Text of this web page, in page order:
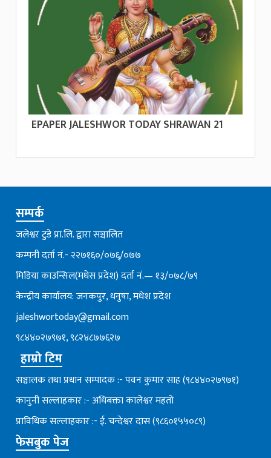
EPAPER JALESHWOR TODAY SHRAWAN 21
सम्पर्क
जलेश्वर टुडे प्रा.लि. द्वारा सञ्चालित
कम्पनी दर्ता नं.- २२७१६०/०७६्/०७७
मिडिया काउन्सिल(मधेस प्रदेश) दर्ता नं.— १३/०७८/७९
केन्द्रीय कार्यालय: जनकपुर, धनुषा, मधेश प्रदेश
jaleshwortoday@gmail.com
९८४४०२७९७१, ९८२४८७७६२७
हाम्रो टिम
सञ्चालक तथा प्रधान सम्पादक :- पवन कुमार साह (९८४४०२७९७१)
कानुनी सल्लाहकार :- अधिबक्ता कालेश्वर महतो
प्राविधिक सल्लाहकार :- ई. चन्देश्वर दास (९८६०१५५०८९)
फेसबुक पेज